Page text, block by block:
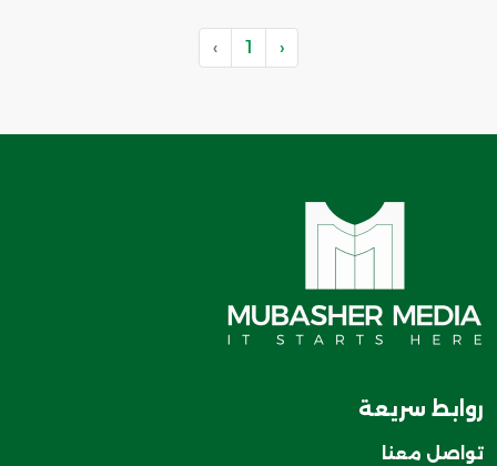
‹
1
›
روابط سريعة
تواصل معنا